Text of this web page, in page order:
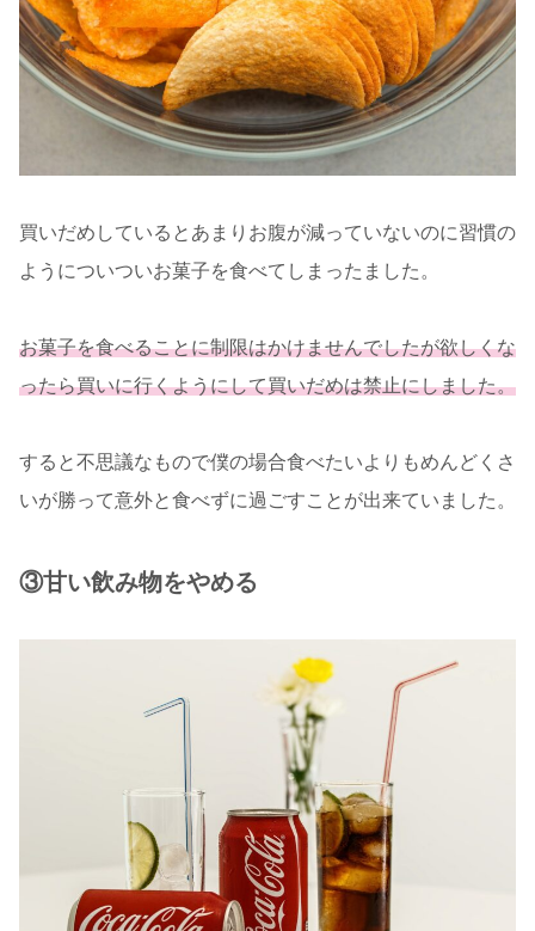
買いだめしているとあまりお腹が減っていないのに習慣の
ようについついお菓子を食べてしまったました。
お菓子を食べることに制限はかけませんでしたが欲しくな
ったら買いに行くようにして買いだめは禁止にしました。
すると不思議なもので僕の場合食べたいよりもめんどくさ
いが勝って意外と食べずに過ごすことが出来ていました。
③甘い飲み物をやめる